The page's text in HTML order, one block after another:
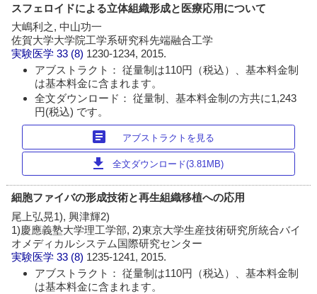
スフェロイドによる立体組織形成と医療応用について
大嶋利之, 中山功一
佐賀大学大学院工学系研究科先端融合工学
実験医学 33 (8) 1230-1234, 2015.
アブストラクト： 従量制は110円（税込）、基本料金制
は基本料金に含まれます。
全文ダウンロード： 従量制、基本料金制の方共に1,243
円(税込) です。
article アブストラクトを見る
download 全文ダウンロード(3.81MB)
細胞ファイバの形成技術と再生組織移植への応用
尾上弘晃1), 興津輝2)
1)慶應義塾大学理工学部, 2)東京大学生産技術研究所統合バイ
オメディカルシステム国際研究センター
実験医学 33 (8) 1235-1241, 2015.
アブストラクト： 従量制は110円（税込）、基本料金制
は基本料金に含まれます。